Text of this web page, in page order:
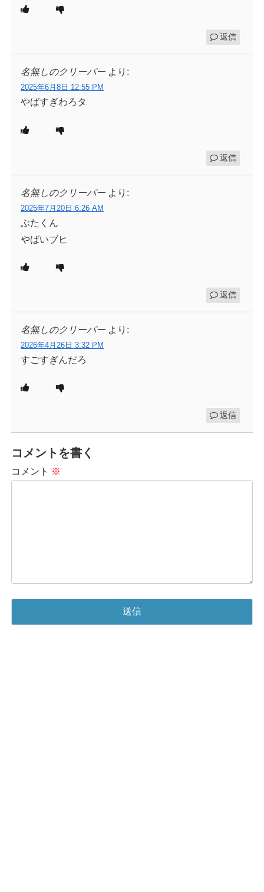
返信
名無しのクリーパー より:
2025年6月8日 12:55 PM
やばすぎわろタ
返信
名無しのクリーパー より:
2025年7月20日 6:26 AM
ぶたくん
やばいブヒ
返信
名無しのクリーパー より:
2026年4月26日 3:32 PM
すごすぎんだろ
返信
コメントを書く
コメント ※